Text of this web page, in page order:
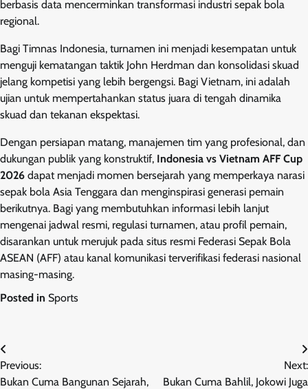
berbasis data mencerminkan transformasi industri sepak bola
regional.
Bagi Timnas Indonesia, turnamen ini menjadi kesempatan untuk
menguji kematangan taktik John Herdman dan konsolidasi skuad
jelang kompetisi yang lebih bergengsi. Bagi Vietnam, ini adalah
ujian untuk mempertahankan status juara di tengah dinamika
skuad dan tekanan ekspektasi.
Dengan persiapan matang, manajemen tim yang profesional, dan
dukungan publik yang konstruktif, Indonesia vs Vietnam AFF Cup
2026 dapat menjadi momen bersejarah yang memperkaya narasi
sepak bola Asia Tenggara dan menginspirasi generasi pemain
berikutnya. Bagi yang membutuhkan informasi lebih lanjut
mengenai jadwal resmi, regulasi turnamen, atau profil pemain,
disarankan untuk merujuk pada situs resmi Federasi Sepak Bola
ASEAN (AFF) atau kanal komunikasi terverifikasi federasi nasional
masing-masing.
Posted in Sports
Post
navigation
Previous:
Bukan Cuma Bangunan Sejarah,
Next:
Bukan Cuma Bahlil, Jokowi Juga